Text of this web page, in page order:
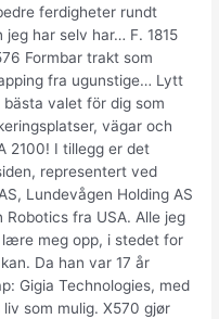
ferdigheter rundt
har selv har… F. 1815
Formbar trakt som
fra ugunstige… Lytt
bästa valet för dig som
vägar och
2100! I tillegg er det
representert ved
Lundevågen Holding AS
fra USA. Alle jeg
meg opp, i stedet for
Da han var 17 år
Gigia Technologies, med
som mulig. X570 gjør